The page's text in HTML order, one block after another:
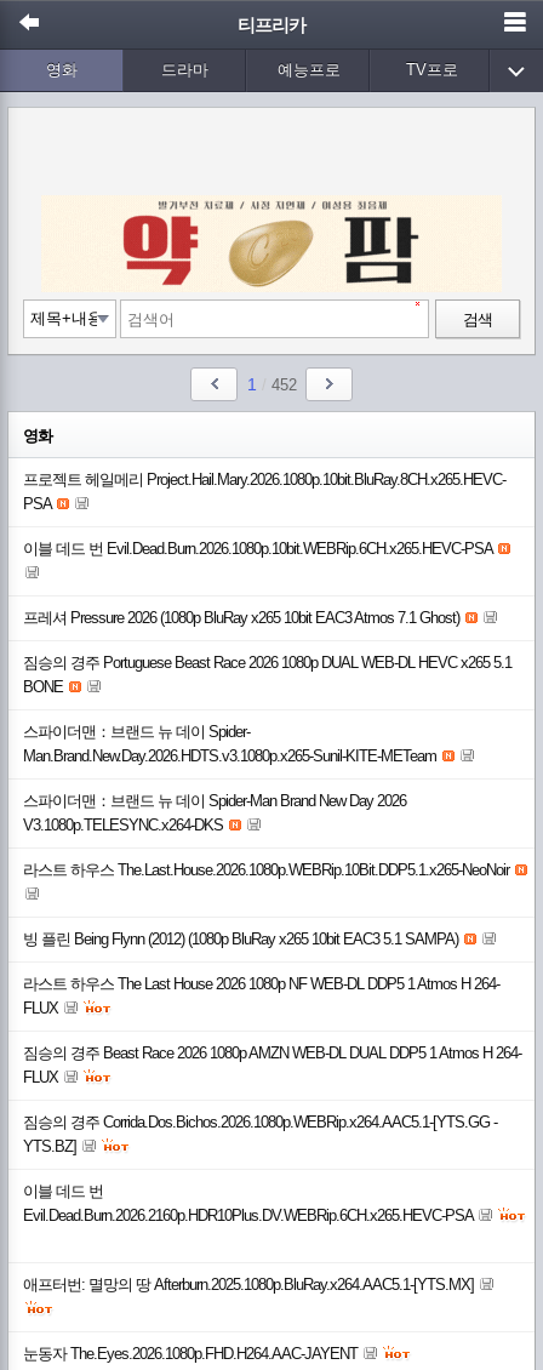
티프리카
영화 드라마 예능프로 TV프로
애니메이션 음악 Wetv
검색
1 452
영화
프로젝트 헤일메리 Project.Hail.Mary.2026.1080p.10bit.BluRay.8CH.x265.HEVC-
PSA
이블 데드 번 Evil.Dead.Burn.2026.1080p.10bit.WEBRip.6CH.x265.HEVC-PSA
프레셔 Pressure 2026 (1080p BluRay x265 10bit EAC3 Atmos 7.1 Ghost)
짐승의 경주 Portuguese Beast Race 2026 1080p DUAL WEB-DL HEVC x265 5.1
BONE
스파이더맨：브랜드 뉴 데이 Spider-
Man.Brand.New.Day.2026.HDTS.v3.1080p.x265-Sunil-KITE-METeam
스파이더맨：브랜드 뉴 데이 Spider-Man Brand New Day 2026
V3.1080p.TELESYNC.x264-DKS
라스트 하우스 The.Last.House.2026.1080p.WEBRip.10Bit.DDP5.1.x265-NeoNoir
빙 플린 Being Flynn (2012) (1080p BluRay x265 10bit EAC3 5.1 SAMPA)
라스트 하우스 The Last House 2026 1080p NF WEB-DL DDP5 1 Atmos H 264-
FLUX
짐승의 경주 Beast Race 2026 1080p AMZN WEB-DL DUAL DDP5 1 Atmos H 264-
FLUX
짐승의 경주 Corrida.Dos.Bichos.2026.1080p.WEBRip.x264.AAC5.1-[YTS.GG -
YTS.BZ]
이블 데드 번
Evil.Dead.Burn.2026.2160p.HDR10Plus.DV.WEBRip.6CH.x265.HEVC-PSA
애프터번: 멸망의 땅 Afterburn.2025.1080p.BluRay.x264.AAC5.1-[YTS.MX]
눈동자 The.Eyes.2026.1080p.FHD.H264.AAC-JAYENT